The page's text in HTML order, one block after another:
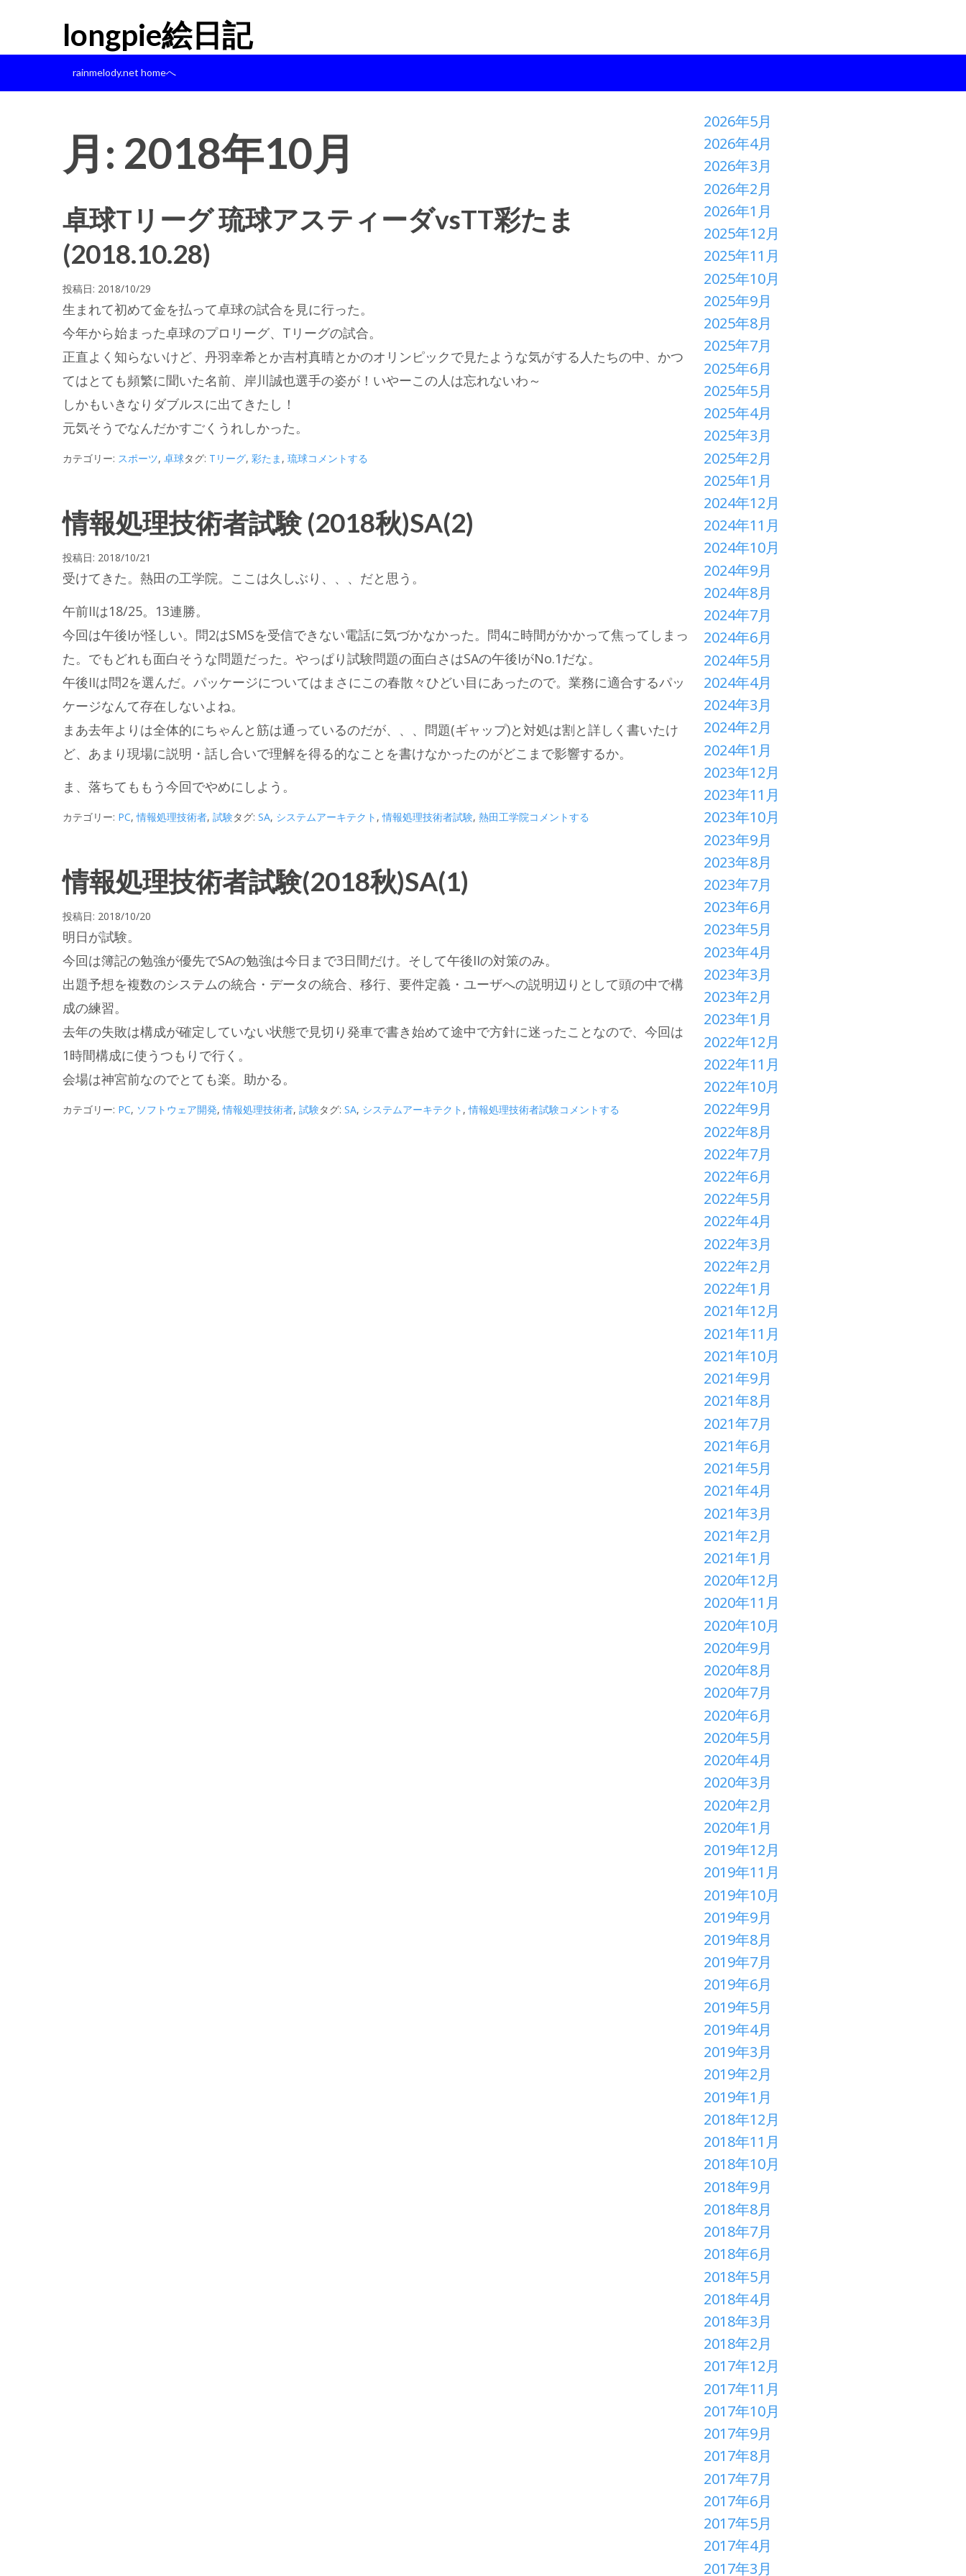
longpie絵日記
rainmelody.net homeへ
月: 2018年10月
卓球Tリーグ 琉球アスティーダvsTT彩たま
(2018.10.28)
投稿日: 2018/10/29
生まれて初めて金を払って卓球の試合を見に行った。
今年から始まった卓球のプロリーグ、Tリーグの試合。
正直よく知らないけど、丹羽幸希とか吉村真晴とかのオリンピックで見たような気がする人たちの中、かつ
てはとても頻繁に聞いた名前、岸川誠也選手の姿が！いやーこの人は忘れないわ～
しかもいきなりダブルスに出てきたし！
元気そうでなんだかすごくうれしかった。
カテゴリー: スポーツ, 卓球タグ: Tリーグ, 彩たま , 琉球コメントする
情報処理技術者試験 (2018秋)SA(2)
投稿日: 2018/10/21
受けてきた。熱田の工学院。ここは久しぶり、、、だと思う。
午前IIは18/25。13連勝。
今回は午後Iが怪しい。問2はSMSを受信できない電話に気づかなかった。問4に時間がかかって焦ってしまっ
た。でもどれも面白そうな問題だった。やっぱり試験問題の面白さはSAの午後IがNo.1だな。
午後IIは問2を選んだ。パッケージについてはまさにこの春散々ひどい目にあったので。業務に適合するパッ
ケージなんて存在しないよね。
まあ去年よりは全体的にちゃんと筋は通っているのだが、、、問題(ギャップ)と対処は割と詳しく書いたけ
ど、あまり現場に説明・話し合いで理解を得る的なことを書けなかったのがどこまで影響するか。
ま、落ちてももう今回でやめにしよう。
カテゴリー: PC,情報処理技術者, 試験タグ: SA, システムアーキテクト ,情報処理技術者試験, 熱田工学院コメントする
情報処理技術者試験(2018秋)SA(1)
投稿日: 2018/10/20
明日が試験。
今回は簿記の勉強が優先でSAの勉強は今日まで3日間だけ。そして午後IIの対策のみ。
出題予想を複数のシステムの統合・データの統合、移行、要件定義・ユーザへの説明辺りとして頭の中で構
成の練習。
去年の失敗は構成が確定していない状態で見切り発車で書き始めて途中で方針に迷ったことなので、今回は
1時間構成に使うつもりで行く。
会場は神宮前なのでとても楽。助かる。
カテゴリー: PC, ソフトウェア開発,情報処理技術者, 試験タグ: SA, システムアーキテクト ,情報処理技術者試験コメントする
2026年5月
2026年4月
2026年3月
2026年2月
2026年1月
2025年12月
2025年11月
2025年10月
2025年9月
2025年8月
2025年7月
2025年6月
2025年5月
2025年4月
2025年3月
2025年2月
2025年1月
2024年12月
2024年11月
2024年10月
2024年9月
2024年8月
2024年7月
2024年6月
2024年5月
2024年4月
2024年3月
2024年2月
2024年1月
2023年12月
2023年11月
2023年10月
2023年9月
2023年8月
2023年7月
2023年6月
2023年5月
2023年4月
2023年3月
2023年2月
2023年1月
2022年12月
2022年11月
2022年10月
2022年9月
2022年8月
2022年7月
2022年6月
2022年5月
2022年4月
2022年3月
2022年2月
2022年1月
2021年12月
2021年11月
2021年10月
2021年9月
2021年8月
2021年7月
2021年6月
2021年5月
2021年4月
2021年3月
2021年2月
2021年1月
2020年12月
2020年11月
2020年10月
2020年9月
2020年8月
2020年7月
2020年6月
2020年5月
2020年4月
2020年3月
2020年2月
2020年1月
2019年12月
2019年11月
2019年10月
2019年9月
2019年8月
2019年7月
2019年6月
2019年5月
2019年4月
2019年3月
2019年2月
2019年1月
2018年12月
2018年11月
2018年10月
2018年9月
2018年8月
2018年7月
2018年6月
2018年5月
2018年4月
2018年3月
2018年2月
2017年12月
2017年11月
2017年10月
2017年9月
2017年8月
2017年7月
2017年6月
2017年5月
2017年4月
2017年3月